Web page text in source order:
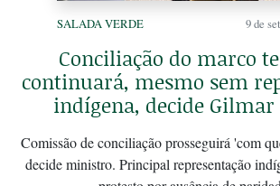
SALADA VERDE 9 de
Conciliação do marco
continuará, mesmo sem
indígena, decide Gilmar
Comissão de conciliação prosseguirá 'com
decide ministro. Principal representação